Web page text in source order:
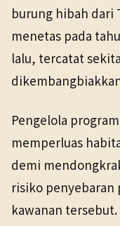
burung hibah dari
menetas pada
lalu, tercatat
Pengelola
memperluas
demi
risiko
kawanan tersebut.